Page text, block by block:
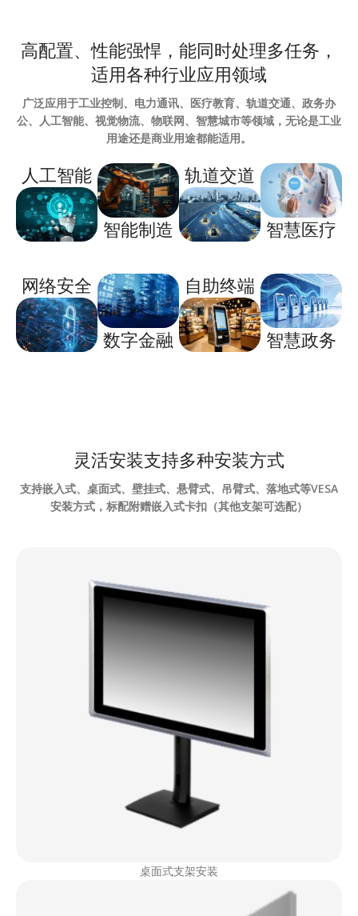
高配置、性能强悍，能同时处理多任务，
适用各种行业应用领域
广泛应用于工业控制、电力通讯、医疗教育、轨道交通、政务办
公、人工智能、视觉物流、物联网、智慧城市等领域，无论是工业
用途还是商业用途都能适用。
人工智能
智能制造
轨道交道
智慧医疗
网络安全
数字金融
自助终端
智慧政务
灵活安装支持多种安装方式
支持嵌入式、桌面式、壁挂式、悬臂式、吊臂式、落地式等VESA
安装方式，标配附赠嵌入式卡扣（其他支架可选配）
桌面式支架安装